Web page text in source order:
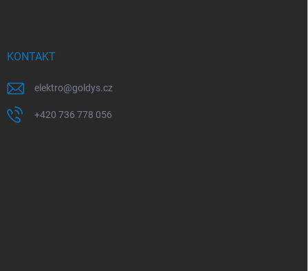
KONTAKT
elektro@goldys.cz
+420 736 778 056